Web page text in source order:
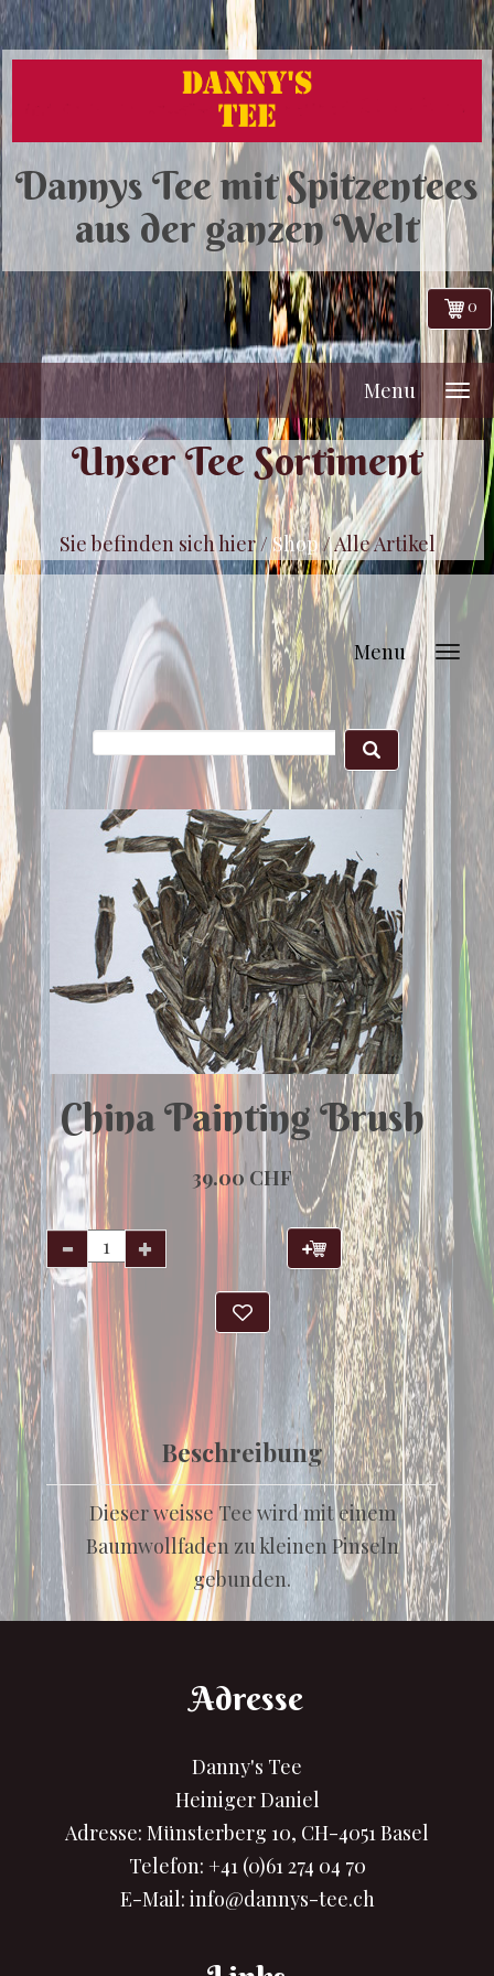
Dannys Tee mit Spitzentees
aus der ganzen Welt
0
Menu
Unser Tee Sortiment
Sie befinden sich hier /Shop/Alle Artikel
Menu
China Painting Brush
39.00 CHF
Beschreibung
Dieser weisse Tee wird mit einem
Baumwollfaden zu kleinen Pinseln
gebunden.
Adresse
Danny's Tee
Heiniger Daniel
Adresse: Münsterberg 10, CH-4051 Basel
Telefon: +41 (0)61 274 04 70
E-Mail: info@dannys-tee.ch